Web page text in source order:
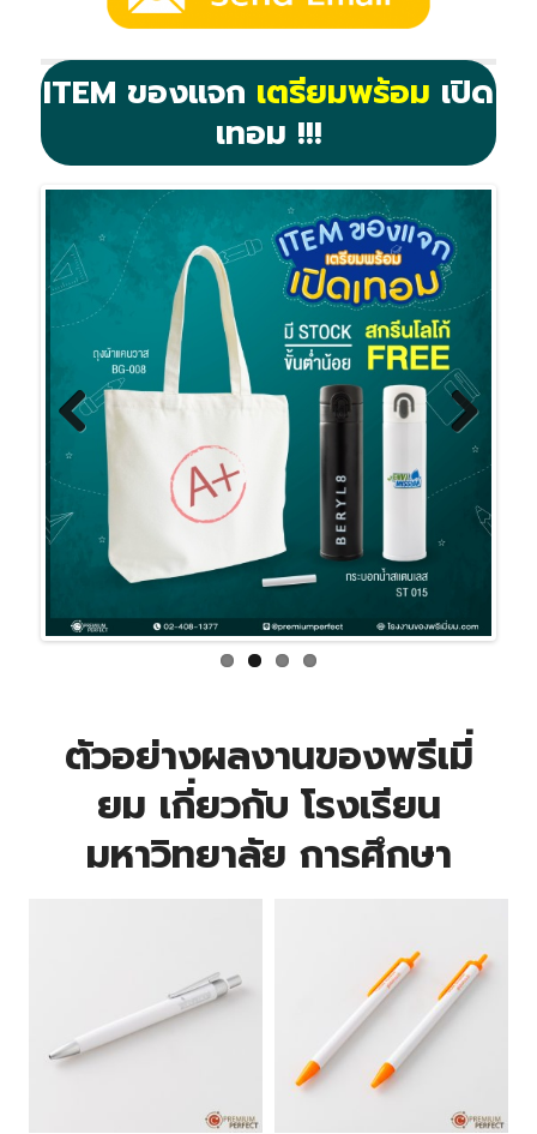
ITEM ของแจก เตรียมพร้อม เปิด
เทอม !!!
Previous Next
ตัวอย่างผลงานของพรีเมี่
ยม เกี่ยวกับ โรงเรียน
มหาวิทยาลัย การศึกษา